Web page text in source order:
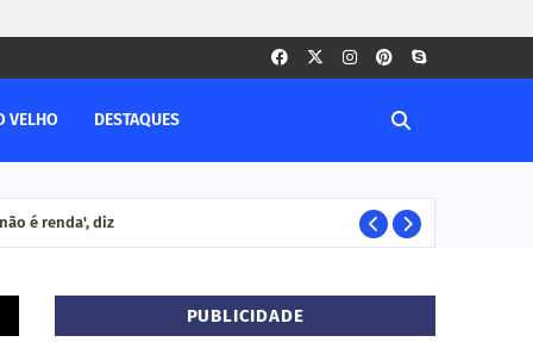
VELHO DESTAQUES
é renda', diz
PUBLICIDADE